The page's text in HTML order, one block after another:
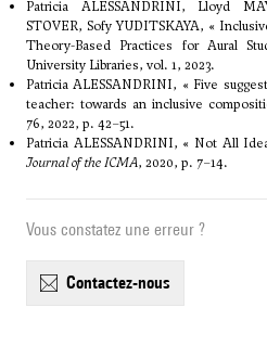
Patricia ALESSANDRINI, Lloyd
STOVER, Sofy YUDITSKAYA, «
Theory-Based Practices for Aural
University Libraries, vol. 1, 2023.
Patricia ALESSANDRINI, « Five
teacher: towards an inclusive
76, 2022, p. 42–51.
Patricia ALESSANDRINI, « Not All
Journal of the ICMA, 2020, p. 7–14.
Vous constatez une erreur ?
contactez-nous